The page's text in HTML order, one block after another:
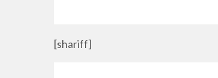
[shariff]